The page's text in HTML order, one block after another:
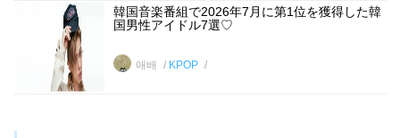
韓国音楽番組で2026年7月に第1位を獲得した韓
国男性アイドル7選♡
애배 KPOP